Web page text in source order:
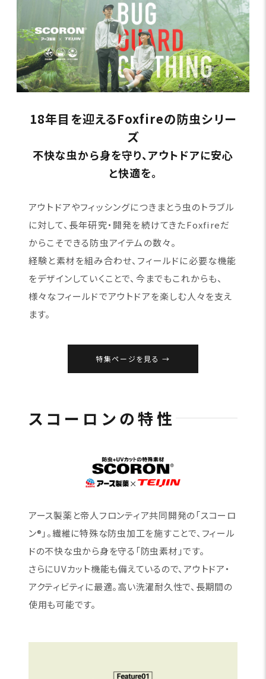
18年目を迎えるFoxfireの防虫シリー
ズ
不快な虫から身を守り、アウトドアに安心
と快適を。
アウトドアやフィッシングにつきまとう虫のトラブル
に対して、長年研究・開発を続けてきたFoxfireだ
からこそできる防虫アイテムの数々。
経験と素材を組み合わせ、フィールドに必要な機能
をデザインしていくことで、今までもこれからも、
様々なフィールドでアウトドアを楽しむ人々を支え
ます。
特集ページを見る
スコーロンの特性
アース製薬と帝人フロンティア共同開発の「スコーロ
ン®」。繊維に特殊な防虫加工を施すことで、フィール
ドの不快な虫から身を守る「防虫素材」です。
さらにUVカット機能も備えているので、アウトドア・
アクティビティに最適。高い洗濯耐久性で、長期間の
使用も可能です。